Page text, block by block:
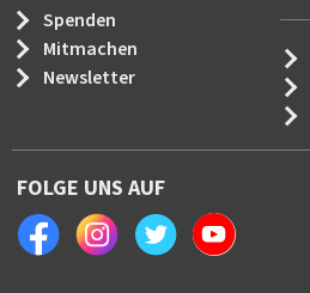
Spenden
Mitmachen
Newsletter
FOLGE UNS AUF
FacebookInstagramTwitter